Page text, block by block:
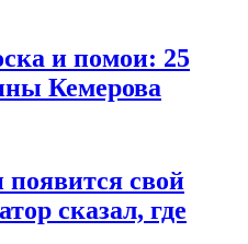
и помои: 25
Кемерова
появится свой
сказал, где